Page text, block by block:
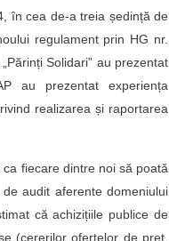
în cea de-a treia ședință de
regulament prin HG nr.
Solidari” au prezentat
au prezentat experiența
realizarea și raportarea
fiecare dintre noi să poată
audit aferente domeniului
că achizițiile publice de
(cererilor ofertelor de preț,